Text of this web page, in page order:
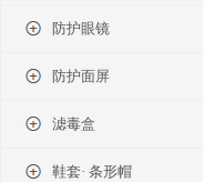
防护眼镜
防护面屏
滤毒盒
鞋套· 条形帽